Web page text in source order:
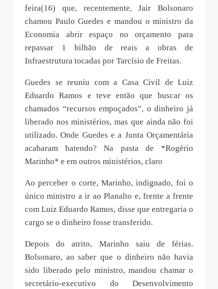
feira(16) que, recentemente, Jair Bolsonaro
chamou Paulo Guedes e mandou o ministro da
Economia abrir espaço no orçamento para
repassar 1 bilhão de reais a obras de
Infraestrutura tocadas por Tarcísio de Freitas.
Guedes se reuniu com a Casa Civil de Luiz
Eduardo Ramos e teve então que buscar os
chamados “recursos empoçados”, o dinheiro já
liberado nos ministérios, mas que ainda não foi
utilizado. Onde Guedes e a Junta Orçamentária
acabaram batendo? Na pasta de *Rogério
Marinho* e em outros ministérios, claro
Ao perceber o corte, Marinho, indignado, foi o
único ministro a ir ao Planalto e, frente a frente
com Luiz Eduardo Ramos, disse que entregaria o
cargo se o dinheiro fosse transferido.
Depois do atrito, Marinho saiu de férias.
Bolsonaro, ao saber que o dinheiro não havia
sido liberado pelo ministro, mandou chamar o
secretário-executivo do Desenvolvimento